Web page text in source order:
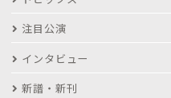
注目公演
インタビュー
新譜・新刊